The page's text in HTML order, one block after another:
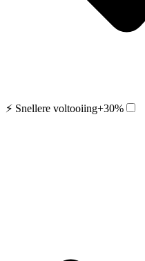
⚡ Snellere voltooiing+30%